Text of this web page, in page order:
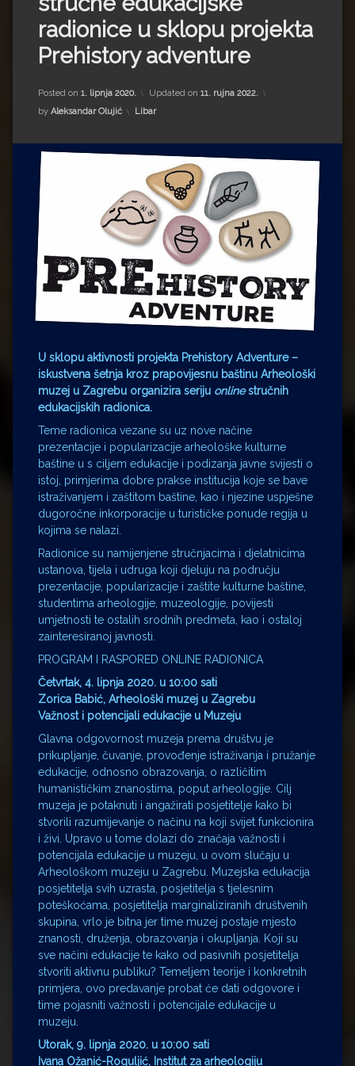
Impressum
Milenko Strižak
Drugi autori
Drugi autori
Ljiljana Lekanić-Kljaić
Željko Krznarić
Mario Lovreković
Miroslav Šantek
radionice u sklopu projekta
Prehistory adventure
Posted on 1. lipnja 2020. Updated on 11. rujna 2022.
by Aleksandar Olujić Kategorije:
Libar
U sklopu aktivnosti projekta Prehistory Adventure –
iskustvena šetnja kroz prapovijesnu baštinu Arheološki
muzej u Zagrebu organizira seriju onlinestručnih
edukacijskih radionica.
Teme radionica vezane su uz nove načine
prezentacije i popularizacije arheološke kulturne
baštine u s ciljem edukacije i podizanja javne svijesti o
istoj, primjerima dobre prakse institucija koje se bave
istraživanjem i zaštitom baštine, kao i njezine uspješne
dugoročne inkorporacije u turističke ponude regija u
kojima se nalazi.
Radionice su namijenjene stručnjacima i djelatnicima
ustanova, tijela i udruga koji djeluju na području
prezentacije, popularizacije i zaštite kulturne baštine,
studentima arheologije, muzeologije, povijesti
umjetnosti te ostalih srodnih predmeta, kao i ostaloj
zainteresiranoj javnosti.
PROGRAM I RASPORED ONLINE RADIONICA
Četvrtak, 4. lipnja 2020. u 10:00 sati
Zorica Babić, Arheološki muzej u Zagrebu
Važnost i potencijali edukacije u Muzeju
Glavna odgovornost muzeja prema društvu je
prikupljanje, čuvanje, provođenje istraživanja i pružanje
edukacije, odnosno obrazovanja, o različitim
humanističkim znanostima, poput arheologije. Cilj
muzeja je potaknuti i angažirati posjetitelje kako bi
stvorili razumijevanje o načinu na koji svijet funkcionira
i živi. Upravo u tome dolazi do značaja važnosti i
potencijala edukacije u muzeju, u ovom slučaju u
Arheološkom muzeju u Zagrebu. Muzejska edukacija
posjetitelja svih uzrasta, posjetitelja s tjelesnim
poteškoćama, posjetitelja marginaliziranih društvenih
skupina, vrlo je bitna jer time muzej postaje mjesto
znanosti, druženja, obrazovanja i okupljanja. Koji su
sve načini edukacije te kako od pasivnih posjetitelja
stvoriti aktivnu publiku? Temeljem teorije i konkretnih
primjera, ovo predavanje probat će dati odgovore i
time pojasniti važnosti i potencijale edukacije u
muzeju.
Utorak, 9. lipnja 2020. u 10:00 sati
Ivana Ožanić-Roguljić, Institut za arheologiju